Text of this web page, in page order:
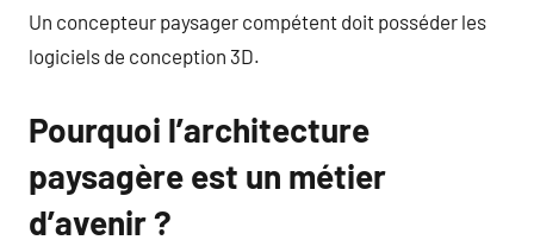
Un concepteur paysager compétent doit posséder les
logiciels de conception 3D.
Pourquoi l’architecture
paysagère est un métier
d’avenir ?